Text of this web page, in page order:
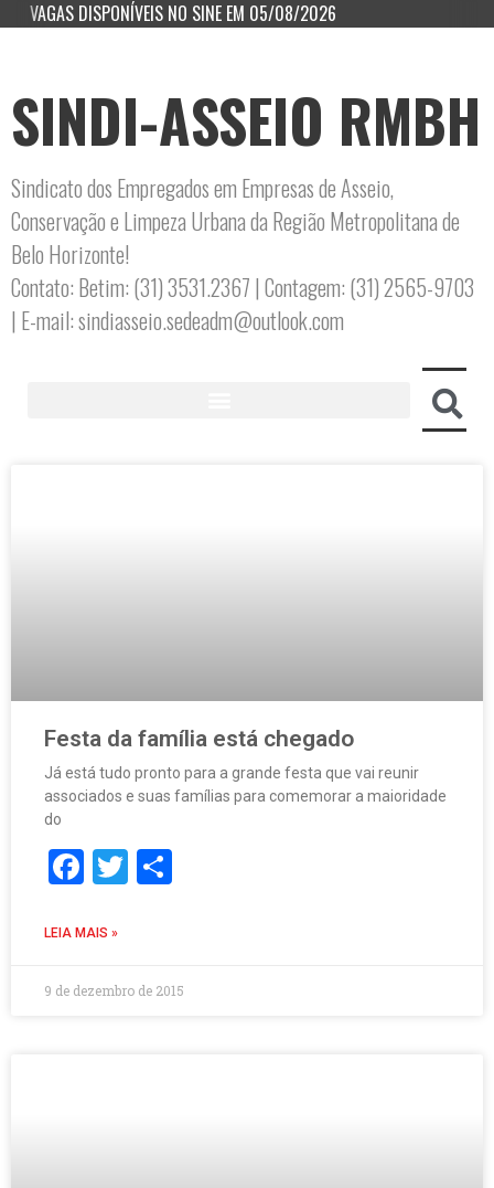
VAGAS DISPONÍVEIS NO SINE EM 05/08/2026
SINDI-ASSEIO RMBH
Sindicato dos Empregados em Empresas de Asseio,
Conservação e Limpeza Urbana da Região Metropolitana de
Belo Horizonte!
Contato: Betim: (31) 3531.2367 | Contagem: (31) 2565-9703
| E-mail: sindiasseio.sedeadm@outlook.com
Festa da família está chegado
Já está tudo pronto para a grande festa que vai reunir
associados e suas famílias para comemorar a maioridade
do
Facebook
Twitter
LEIA MAIS »
9 de dezembro de 2015